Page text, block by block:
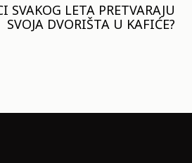
SVAKOG LETA PRETVARAJU
SVOJA DVORIŠTA U KAFIĆE?